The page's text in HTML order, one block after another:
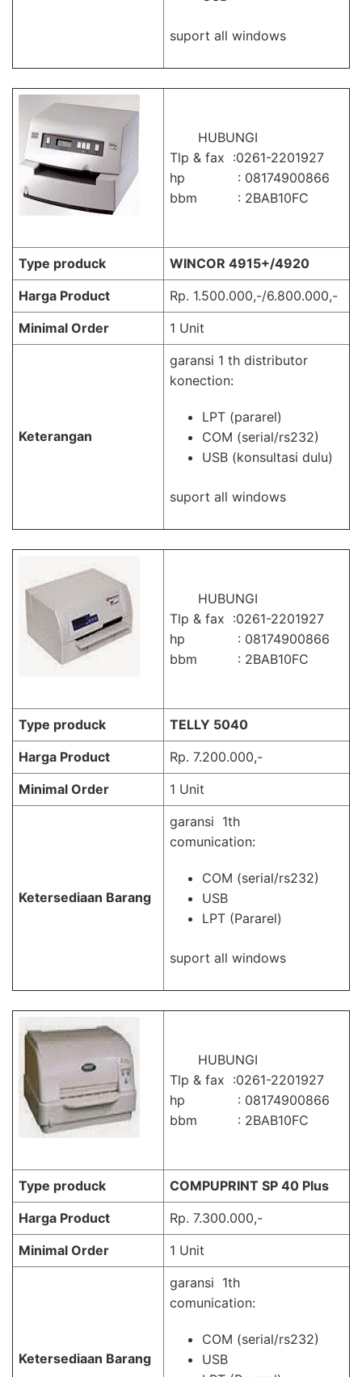
suport all windows
HUBUNGI
Tlp & fax :0261-2201927
hp : 08174900866
bbm : 2BAB10FC
Type produck
WINCOR 4915+/4920
Harga Product
Rp. 1.500.000,-/6.800.000,-
Minimal Order
1 Unit
Keterangan
garansi 1 th distributor
konection:
LPT (pararel)
COM (serial/rs232)
USB (konsultasi dulu)
suport all windows
HUBUNGI
Tlp & fax :0261-2201927
hp : 08174900866
bbm : 2BAB10FC
Type produck
TELLY 5040
Harga Product
Rp. 7.200.000,-
Minimal Order
1 Unit
Ketersediaan Barang
garansi 1th
comunication:
COM (serial/rs232)
USB
LPT (Pararel)
suport all windows
HUBUNGI
Tlp & fax :0261-2201927
hp : 08174900866
bbm : 2BAB10FC
Type produck
COMPUPRINT SP 40 Plus
Harga Product
Rp. 7.300.000,-
Minimal Order
1 Unit
Ketersediaan Barang
garansi 1th
comunication:
COM (serial/rs232)
USB